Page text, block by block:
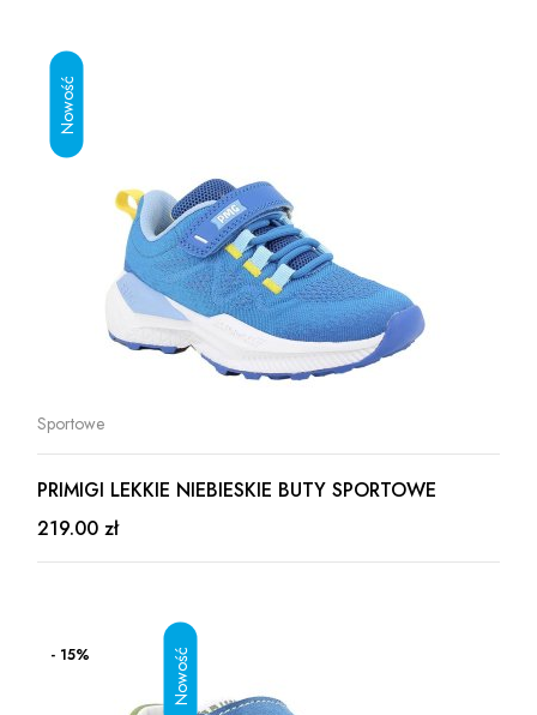
Sportowe
PRIMIGI LEKKIE NIEBIESKIE BUTY SPORTOWE
219.00 zł
- 15%